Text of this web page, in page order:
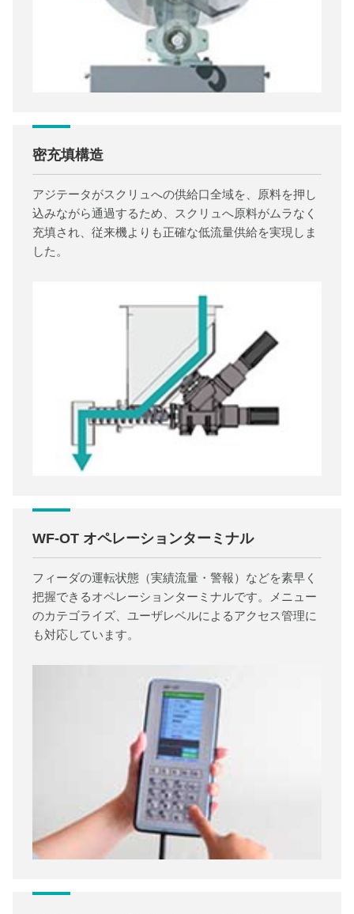
密充填構造
アジテータがスクリュへの供給口全域を、原料を押し
込みながら通過するため、スクリュへ原料がムラなく
充填され、従来機よりも正確な低流量供給を実現しま
した。
WF-OT オペレーションターミナル
フィーダの運転状態（実績流量・警報）などを素早く
把握できるオペレーションターミナルです。メニュー
のカテゴライズ、ユーザレベルによるアクセス管理に
も対応しています。